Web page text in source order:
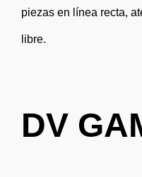
piezas en línea recta,
libre.
DV